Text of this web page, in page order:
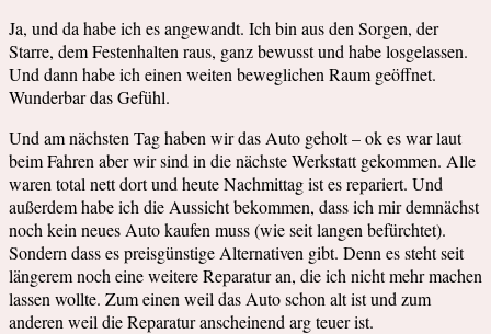
Ja, und da habe ich es angewandt. Ich bin aus den Sorgen, der
Starre, dem Festenhalten raus, ganz bewusst und habe losgelassen.
Und dann habe ich einen weiten beweglichen Raum geöffnet.
Wunderbar das Gefühl.
Und am nächsten Tag haben wir das Auto geholt – ok es war laut
beim Fahren aber wir sind in die nächste Werkstatt gekommen. Alle
waren total nett dort und heute Nachmittag ist es repariert. Und
außerdem habe ich die Aussicht bekommen, dass ich mir demnächst
noch kein neues Auto kaufen muss (wie seit langen befürchtet).
Sondern dass es preisgünstige Alternativen gibt. Denn es steht seit
längerem noch eine weitere Reparatur an, die ich nicht mehr machen
lassen wollte. Zum einen weil das Auto schon alt ist und zum
anderen weil die Reparatur anscheinend arg teuer ist.